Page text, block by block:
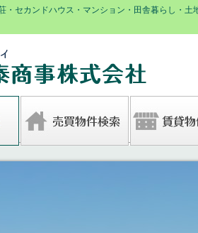
・セカンドハウス・マンション・田舎暮らし・